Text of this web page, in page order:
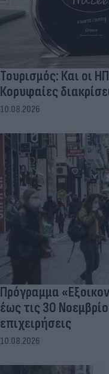
Τουρισμός: Και οι
Κορυφαίες
10.08.2026
Πρόγραμμα
έως τις 30
επιχειρήσεις
10.08.2026